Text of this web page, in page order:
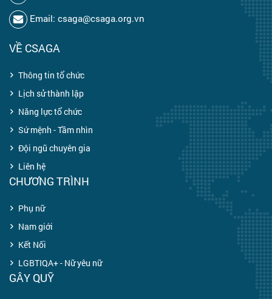
Email: csaga@csaga.org.vn
VỀ CSAGA
Thông tin tổ chức
Lịch sử thành lập
Năng lực tổ chức
Sứ mệnh - Tầm nhìn
Đội ngũ chuyên gia
Liên hệ
CHƯƠNG TRÌNH
Phụ nữ
Nam giới
Kết Nối
LGBTIQA+ - Nữ yêu nữ
GÂY QUỸ